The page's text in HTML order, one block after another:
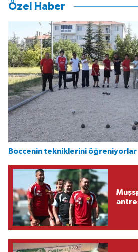
Özel Haber
Boccenin tekniklerini öğreniyorlar